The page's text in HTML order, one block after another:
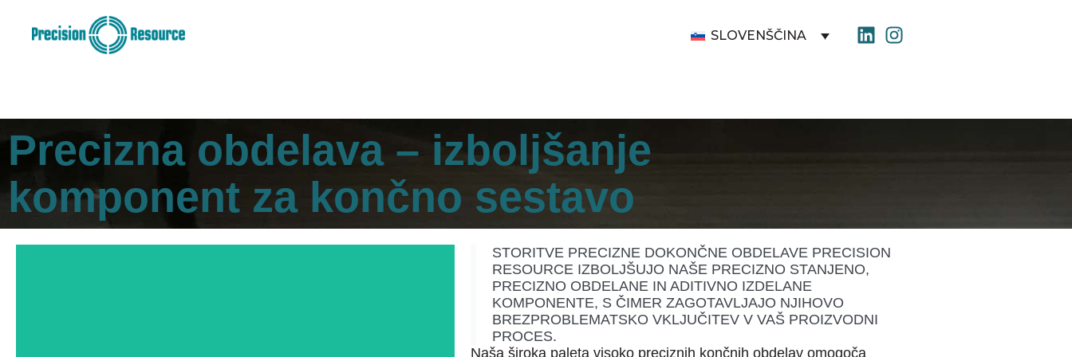
SLOVENŠČINA
Precizna obdelava – izboljšanje
komponent za končno sestavo
STORITVE PRECIZNE DOKONČNE OBDELAVE PRECISION
RESOURCE IZBOLJŠUJO NAŠE PRECIZNO STANJENO,
PRECIZNO OBDELANE IN ADITIVNO IZDELANE
KOMPONENTE, S ČIMER ZAGOTAVLJAJO NJIHOVO
BREZPROBLEMATSKO VKLJUČITEV V VAŠ PROIZVODNI
PROCES.
Naša široka paleta visoko preciznih končnih obdelav omogoča